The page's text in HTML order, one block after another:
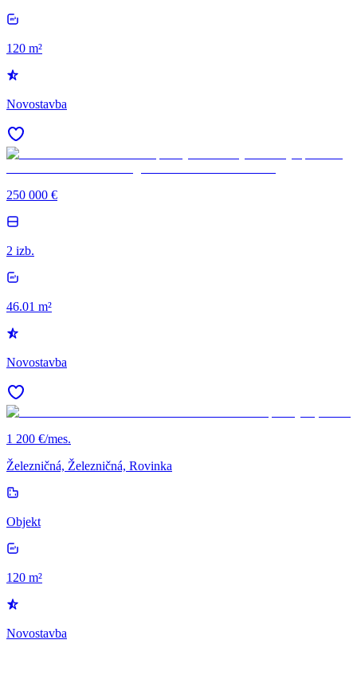
120 m²
Novostavba
250 000 €
2 izb.
46.01 m²
Novostavba
1 200 €/mes.
Železničná, Železničná, Rovinka
Objekt
120 m²
Novostavba